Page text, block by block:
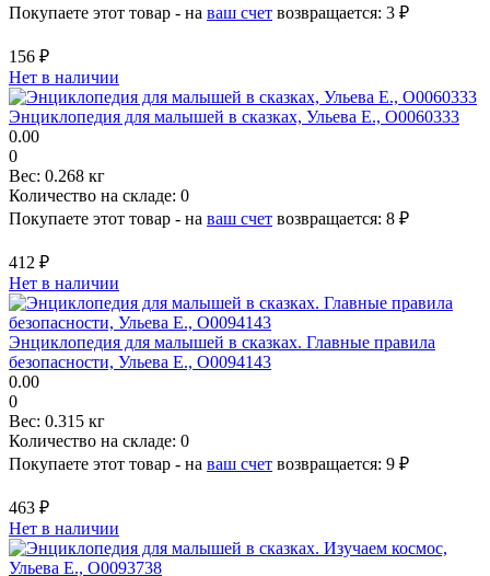
Покупаете этот товар - на ваш счет возвращается: 3 ₽
156 ₽
Нет в наличии
Энциклопедия для малышей в сказках, Ульева Е., О0060333
0.00
0
Вес: 0.268 кг
Количество на складе: 0
Покупаете этот товар - на ваш счет возвращается: 8 ₽
412 ₽
Нет в наличии
Энциклопедия для малышей в сказках. Главные правила
безопасности, Ульева Е., О0094143
0.00
0
Вес: 0.315 кг
Количество на складе: 0
Покупаете этот товар - на ваш счет возвращается: 9 ₽
463 ₽
Нет в наличии